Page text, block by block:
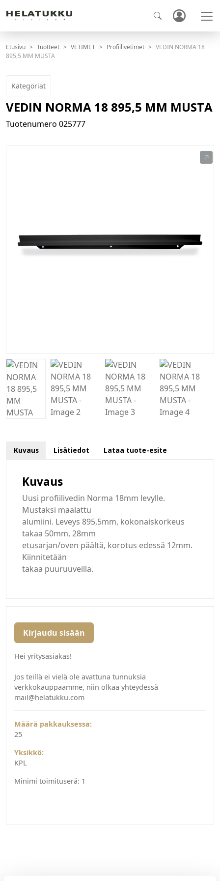
Etusivu Tuotteet VETIMET Profiilivetimet
VEDIN NORMA 18
895,5 MM MUSTA
Kategoriat
VEDIN NORMA 18 895,5 MM MUSTA
Tuotenumero 025777
Kuvaus Lisätiedot Lataa tuote-esite
Kuvaus
Uusi profiilivedin Norma 18mm levylle.
Mustaksi maalattu
alumiini. Leveys 895,5mm, kokonaiskorkeus
takaa 50mm, 28mm
etusarjan/oven päältä, korotus edessä 12mm.
Kiinnitetään
takaa puuruuveilla.
Kirjaudu sisään
Hei yritysasiakas!
Jos teillä ei vielä ole avattuna tunnuksia
verkkokauppaamme, niin olkaa yhteydessä
mail@helatukku.com
Määrä pakkauksessa:
25
Yksikkö:
KPL
Minimi toimituserä: 1